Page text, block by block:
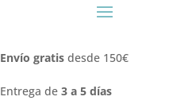
Envío gratisdesde 150€
Entrega de 3 a 5 días